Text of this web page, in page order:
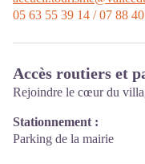
05 63 55 39 14 / 07 88
Accès routiers et
Rejoindre le cœur du
Stationnement :
Parking de la mairie